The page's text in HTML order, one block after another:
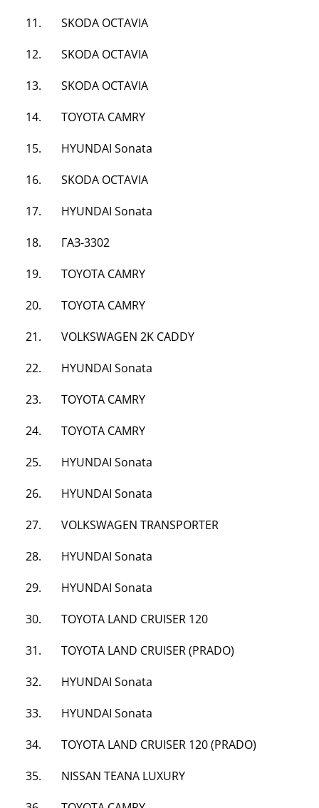
11. SKODA OCTAVIA
12. SKODA OCTAVIA
13. SKODA OCTAVIA
14. TOYOTA CAMRY
15. HYUNDAI Sonata
16. SKODA OCTAVIA
17. HYUNDAI Sonata
18. ГАЗ-3302
19. TOYOTA CAMRY
20. TOYOTA CAMRY
21. VOLKSWAGEN 2K CADDY
22. HYUNDAI Sonata
23. TOYOTA CAMRY
24. TOYOTA CAMRY
25. HYUNDAI Sonata
26. HYUNDAI Sonata
27. VOLKSWAGEN TRANSPORTER
28. HYUNDAI Sonata
29. HYUNDAI Sonata
30. TOYOTA LAND CRUISER 120
31. TOYOTA LAND CRUISER (PRADO)
32. HYUNDAI Sonata
33. HYUNDAI Sonata
34. TOYOTA LAND CRUISER 120 (PRADO)
35. NISSAN TEANA LUXURY